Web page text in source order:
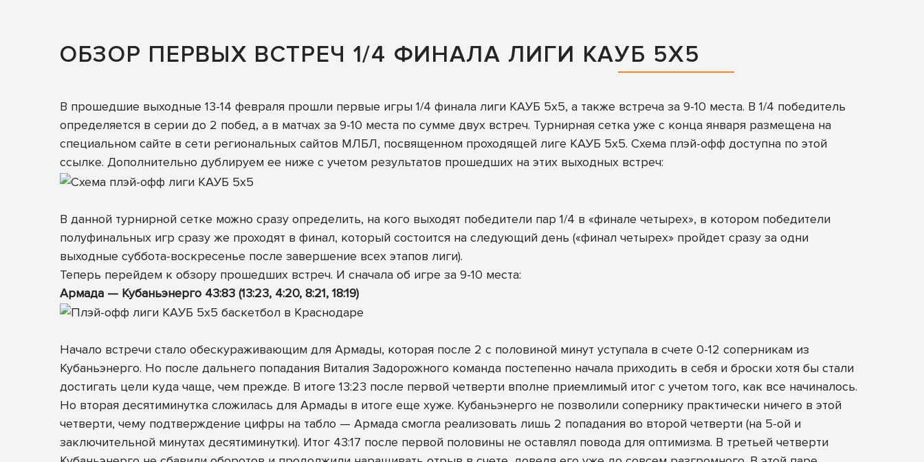
ОБЗОР ПЕРВЫХ ВСТРЕЧ 1/4 ФИНАЛА ЛИГИ КАУБ 5Х5
В прошедшие выходные 13-14 февраля прошли первые игры 1/4 финала лиги КАУБ 5х5, а также встреча за 9-10 места. В 1/4 победитель
определяется в серии до 2 побед, а в матчах за 9-10 места по сумме двух встреч. Турнирная сетка уже с конца января размещена на
специальном сайте в сети региональных сайтов МЛБЛ, посвященном проходящей лиге КАУБ 5х5. Схема плэй-офф доступна по этой
ссылке. Дополнительно дублируем ее ниже с учетом результатов прошедших на этих выходных встреч:
В данной турнирной сетке можно сразу определить, на кого выходят победители пар 1/4 в «финале четырех», в котором победители
полуфинальных игр сразу же проходят в финал, который состоится на следующий день («финал четырех» пройдет сразу за одни
выходные суббота-воскресенье после завершение всех этапов лиги).
Теперь перейдем к обзору прошедших встреч. И сначала об игре за 9-10 места:
Армада — Кубаньэнерго 43:83 (13:23, 4:20, 8:21, 18:19)
Начало встречи стало обескураживающим для Армады, которая после 2 с половиной минут уступала в счете 0-12 соперникам из
Кубаньэнерго. Но после дальнего попадания Виталия Задорожного команда постепенно начала приходить в себя и броски хотя бы стали
достигать цели куда чаще, чем прежде. В итоге 13:23 после первой четверти вполне приемлимый итог с учетом того, как все начиналось.
Но вторая десятиминутка сложилась для Армады в итоге еще хуже. Кубаньэнерго не позволили сопернику практически ничего в этой
четверти, чему подтверждение цифры на табло — Армада смогла реализовать лишь 2 попадания во второй четверти (на 5-ой и
заключительной минутах десятиминутки). Итог 43:17 после первой половины не оставлял повода для оптимизма. В третьей четверти